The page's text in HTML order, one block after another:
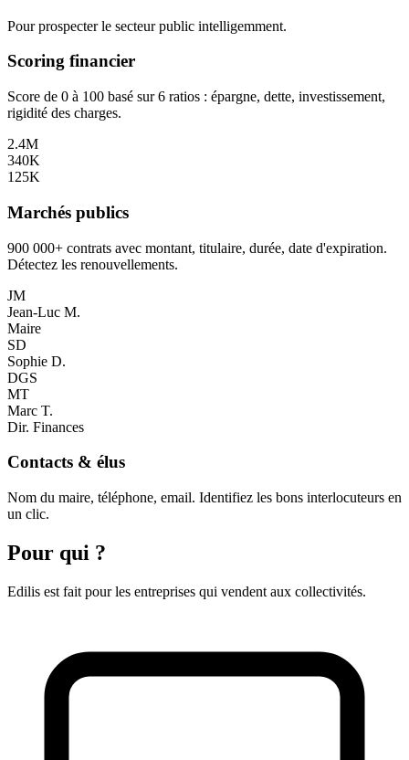
Pour prospecter le secteur public intelligemment.
Scoring financier
Score de 0 à 100 basé sur 6 ratios : épargne, dette, investissement,
rigidité des charges.
2.4M
340K
125K
Marchés publics
900 000+ contrats avec montant, titulaire, durée, date d'expiration.
Détectez les renouvellements.
JM
Jean-Luc M.
Maire
SD
Sophie D.
DGS
MT
Marc T.
Dir. Finances
Contacts & élus
Nom du maire, téléphone, email. Identifiez les bons interlocuteurs en
un clic.
Pour qui ?
Edilis est fait pour les entreprises qui vendent aux collectivités.